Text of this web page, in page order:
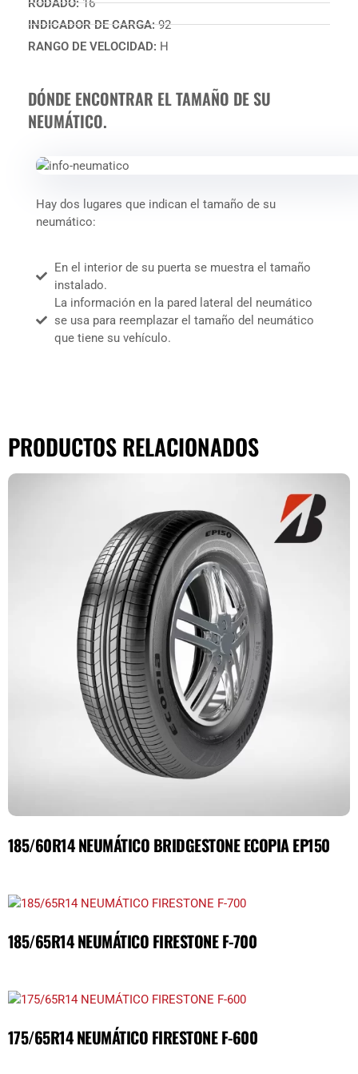
RODADO:16
INDICADOR DE CARGA:92
RANGO DE VELOCIDAD: H
DÓNDE ENCONTRAR EL TAMAÑO DE SU
NEUMÁTICO.
Hay dos lugares que indican el tamaño de su
neumático:
En el interior de su puerta se muestra el tamaño
instalado.
La información en la pared lateral del neumático
se usa para reemplazar el tamaño del neumático
que tiene su vehículo.
PRODUCTOS RELACIONADOS
185/60R14 NEUMÁTICO BRIDGESTONE ECOPIA EP150
185/65R14 NEUMÁTICO FIRESTONE F-700
175/65R14 NEUMÁTICO FIRESTONE F-600